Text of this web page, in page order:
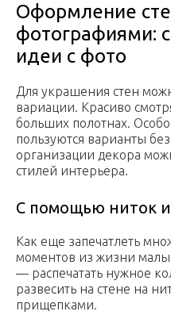
Оформление
фотографиями:
идеи с фото
Для украшения стен
вариации. Красиво
больших полотнах.
пользуются варианты
организации декора
стилей интерьера.
С помощью ниток
Как еще запечатлеть
моментов из жизни
— распечатать нужное
развесить на стене на
прищепками.